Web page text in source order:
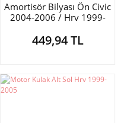
Amortisör Bilyası Ön Civic
2004-2006 / Hrv 1999-
449,94 TL